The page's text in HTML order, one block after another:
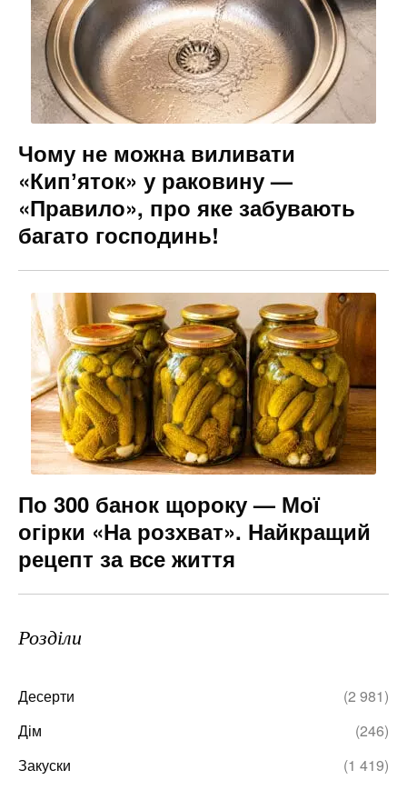
Чому не можна виливати
«Кипʼяток» у раковину —
«Правило», про яке забувають
багато господинь!
По 300 банок щороку — Мої
огірки «На розхват». Найкращий
рецепт за все життя
Розділи
Десерти
(2 981)
Дім
(246)
Закуски
(1 419)